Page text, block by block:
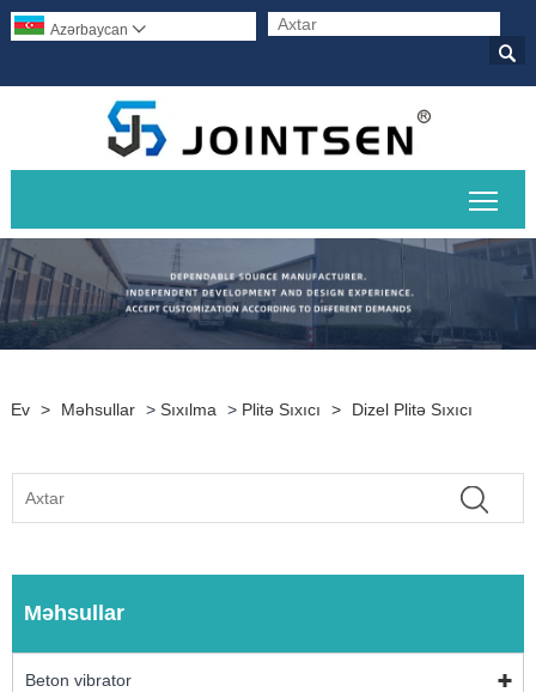

Azərbaycan 
Ev > Məhsullar > Sıxılma > Plitə Sıxıcı > Dizel Plitə Sıxıcı
Məhsullar
Beton vibrator